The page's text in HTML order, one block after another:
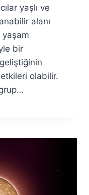
yaşlı ve
alanı
yaşam
bir
etkileri olabilir.